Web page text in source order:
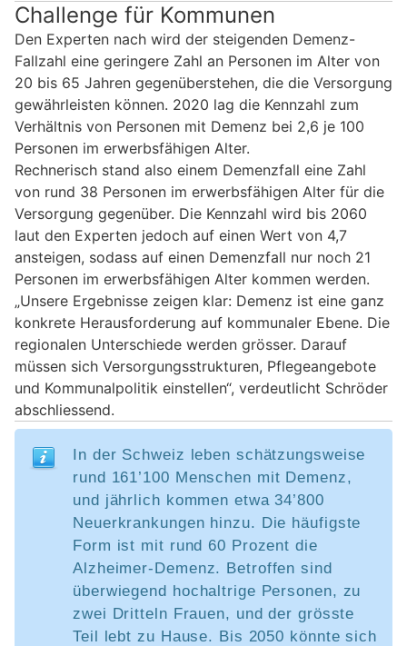
Challenge für Kommunen
Den Experten nach wird der steigenden Demenz-
Fallzahl eine geringere Zahl an Personen im Alter von
20 bis 65 Jahren gegenüberstehen, die die Versorgung
gewährleisten können. 2020 lag die Kennzahl zum
Verhältnis von Personen mit Demenz bei 2,6 je 100
Personen im erwerbsfähigen Alter.
Rechnerisch stand also einem Demenzfall eine Zahl
von rund 38 Personen im erwerbsfähigen Alter für die
Versorgung gegenüber. Die Kennzahl wird bis 2060
laut den Experten jedoch auf einen Wert von 4,7
ansteigen, sodass auf einen Demenzfall nur noch 21
Personen im erwerbsfähigen Alter kommen werden.
„Unsere Ergebnisse zeigen klar: Demenz ist eine ganz
konkrete Herausforderung auf kommunaler Ebene. Die
regionalen Unterschiede werden grösser. Darauf
müssen sich Versorgungsstrukturen, Pflegeangebote
und Kommunalpolitik einstellen“, verdeutlicht Schröder
abschliessend.
In der Schweiz leben schätzungsweise
rund 161’100 Menschen mit Demenz,
und jährlich kommen etwa 34’800
Neuerkrankungen hinzu. Die häufigste
Form ist mit rund 60 Prozent die
Alzheimer-Demenz. Betroffen sind
überwiegend hochaltrige Personen, zu
zwei Dritteln Frauen, und der grösste
Teil lebt zu Hause. Bis 2050 könnte sich